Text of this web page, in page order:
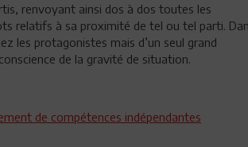
renvoyant ainsi dos à dos toutes les
relatifs à sa proximité de tel ou tel parti.
les protagonistes mais d’un seul grand
de la gravité de situation.
de compétences indépendantes